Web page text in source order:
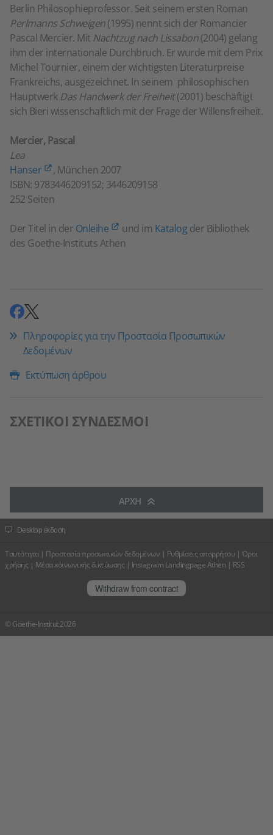
Berlin Philosophieprofessor. Seit seinem ersten Roman
Perlmanns Schweigen(1995) nennt sich der Romancier
Pascal Mercier. Mit Nachtzug nach Lissabon(2004) gelang
ihm der internationale Durchbruch. Er wurde mit dem Prix
Michel Tournier, einem der wichtigsten Literaturpreise
Frankreichs, ausgezeichnet. In seinem philosophischen
Hauptwerk Das Handwerk der Freiheit(2001) beschäftigt
sich Bieri wissenschaftlich mit der Frage der Willensfreiheit.
Mercier, Pascal
Lea
Hanser
, München 2007
ISBN: 9783446209152; 3446209158
252 Seiten
Der Titel in der Onleihe und im Katalogder Bibliothek
des Goethe-Instituts Athen
Μοιραστείτε
Μοιραστείτε
Πληροφορίες για την Προστασία Προσωπικών
Δεδομένων
Εκτύπωση άρθρου
ΣΧΕΤΙΚΟΊ ΣΎΝΔΕΣΜΟΙ
ΑΡΧΉ
Desktop έκδοση
Ταυτότητα| Προστασία προσωπικών δεδομένων | Ρυθμίσεις απορρήτου| Όροι
χρήσης | Μέσα κοινωνικής δικτύωσης | Instagram Landingpage Athen | RSS
Withdraw from contract
© Goethe-Institut 2026